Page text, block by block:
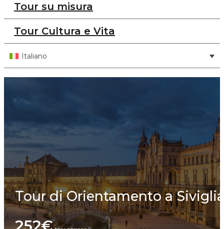
Tour su misura
Tour Cultura e Vita
Italiano
Tour di Orientamento a